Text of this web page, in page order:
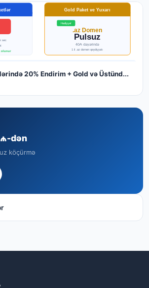
20% Endirim + Gold və Üstünd...
dən
köçürmə